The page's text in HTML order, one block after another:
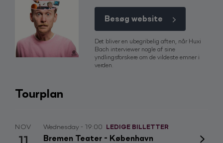
MAR Friday - 18:30
Musikhuset Aarhus - Aarhus
Vækkelsesshowet
2027
Thursday - 18:30 LEDIGE BILLETTER
Vækkelsesshowet
APR
02
Friday - 18:30 LEDIGE BILLETTER
Magasinet - Odense
Besøg website
Det bliver en ubegribelig aften, når Huxi
Bach interviewer nogle af sine
yndlingsforskere om de vildeste emner i
verden.
Tourplan
NOV
11
Wednesday - 19:00 LEDIGE BILLETTER
Bremen Teater - København